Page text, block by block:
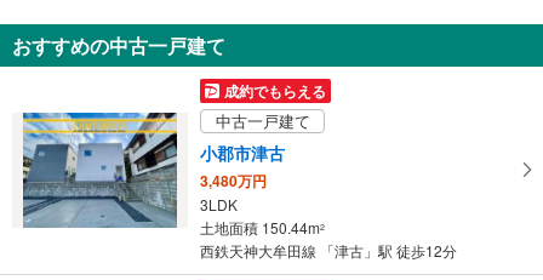
朝倉郡筑前町東小田
2,990万円
4LDK
土地面積 199.08m
西鉄天神大牟田線 「津古」駅 徒歩44分
おすすめの中古一戸建て
成約でもらえる
中古一戸建て
小郡市津古
3,480万円
3LDK
土地面積 150.44m2
西鉄天神大牟田線 「津古」駅 徒歩12分